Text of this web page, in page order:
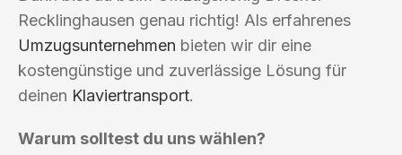
Recklinghausen genau richtig! Als erfahrenes
Umzugsunternehmen bieten wir dir eine
kostengünstige und zuverlässige Lösung für
deinen Klaviertransport.
Warum solltest du uns wählen?